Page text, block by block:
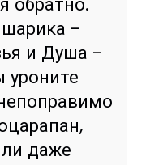
-
и Душа -
уроните
даже